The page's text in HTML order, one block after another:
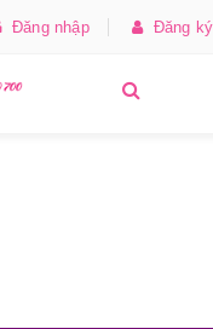
Đăng nhập Đăng ký